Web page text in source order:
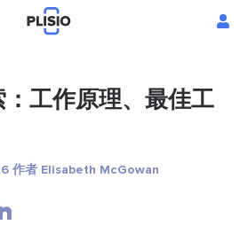
工作原理、最佳工
作者 Elisabeth McGowan